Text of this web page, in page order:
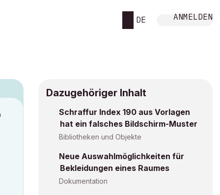
DE ANMELDEN
Dazugehöriger Inhalt
Schraffur Index 190 aus Vorlagen
hat ein falsches Bildschirm-Muster
Bibliotheken und Objekte
Neue Auswahlmöglichkeiten für
Bekleidungen eines Raumes
Dokumentation